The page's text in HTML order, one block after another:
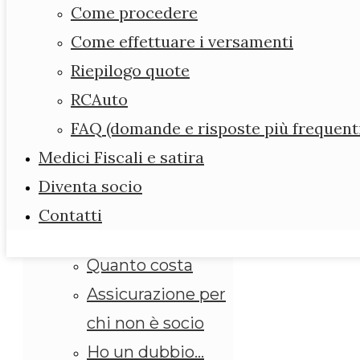
Come procedere
Come effettuare i versamenti
Riepilogo quote
RCAuto
FAQ (domande e risposte più
Medici Fiscali e satira
Diventa socio
Contatti
Forum
Diario dell’ ANMEFI
Assicurazione
Leggi e scarica i
modelli
Assicurazione
obbligatoria
ANMEFI per i suoi
Quanto costa
Assicurazione per
chi non è socio
Ho un dubbio…